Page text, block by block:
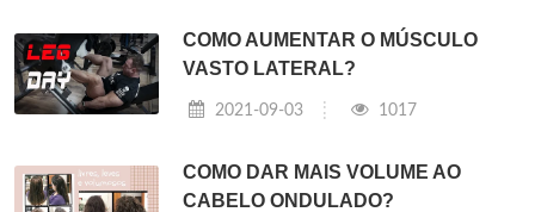
COMO AUMENTAR O MÚSCULO
VASTO LATERAL?
2021-09-03 1017
COMO DAR MAIS VOLUME AO
CABELO ONDULADO?